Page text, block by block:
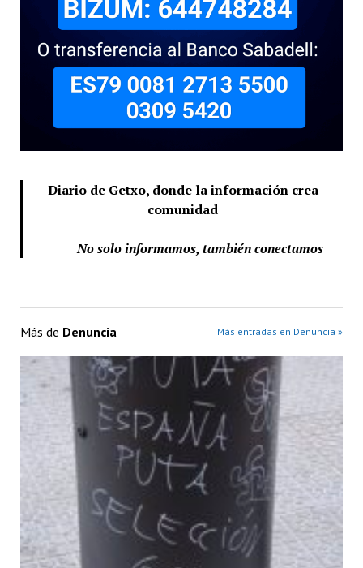
Diario de Getxo, donde la información crea
comunidad
No solo informamos, también conectamos
Más de Denuncia Más entradas en Denuncia »